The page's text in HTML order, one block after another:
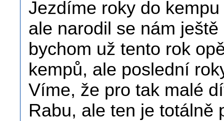
Jezdíme roky do
ale narodil se nám
bychom už tento rok
kempů, ale poslední
Víme, že pro tak malé
Rabu, ale ten je totálně